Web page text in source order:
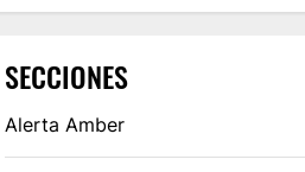
SECCIONES
Alerta Amber